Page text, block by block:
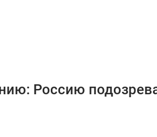
Россию